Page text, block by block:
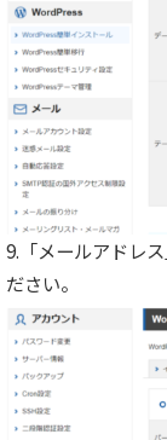
9.「メールアドレ
ださい。